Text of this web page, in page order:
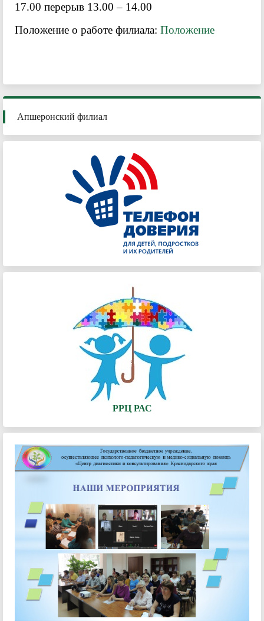
17.00 перерыв 13.00 – 14.00
Положение о работе филиала: Положение
Апшеронский филиал
РРЦ РАС